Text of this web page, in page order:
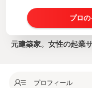
プロ
元建築家。女性の起業
プロフィール